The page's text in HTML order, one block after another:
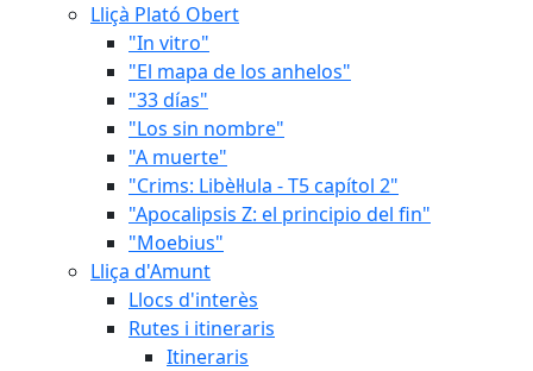
Lliçà Plató Obert
"In vitro"
"El mapa de los anhelos"
"33 días"
"Los sin nombre"
"A muerte"
"Crims: Libèl·lula - T5 capítol 2"
"Apocalipsis Z: el principio del fin"
"Moebius"
Lliça d'Amunt
Llocs d'interès
Rutes i itineraris
Itineraris